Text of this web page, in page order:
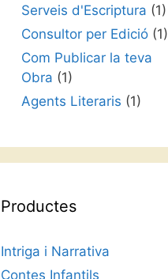
Serveis d'Escriptura (1)
Consultor per Edició(1)
Com Publicar la teva
Obra (1)
Agents Literaris (1)
Productes
Intriga i Narrativa
Contes Infantils